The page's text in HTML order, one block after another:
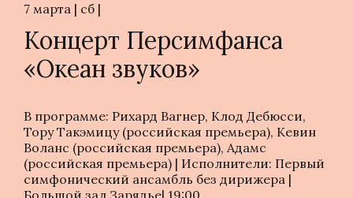
7 марта | сб |
Концерт Персимфанса
«Океан звуков»
В программе: Рихард Вагнер, Клод Дебюсси,
Тору Такэмицу (российская премьера), Кевин
Воланс (российская премьера), Адамс
(российская премьера) | Исполнители: Первый
симфонический ансамбль без дирижера |
Большой зал Зарядье| 19:00